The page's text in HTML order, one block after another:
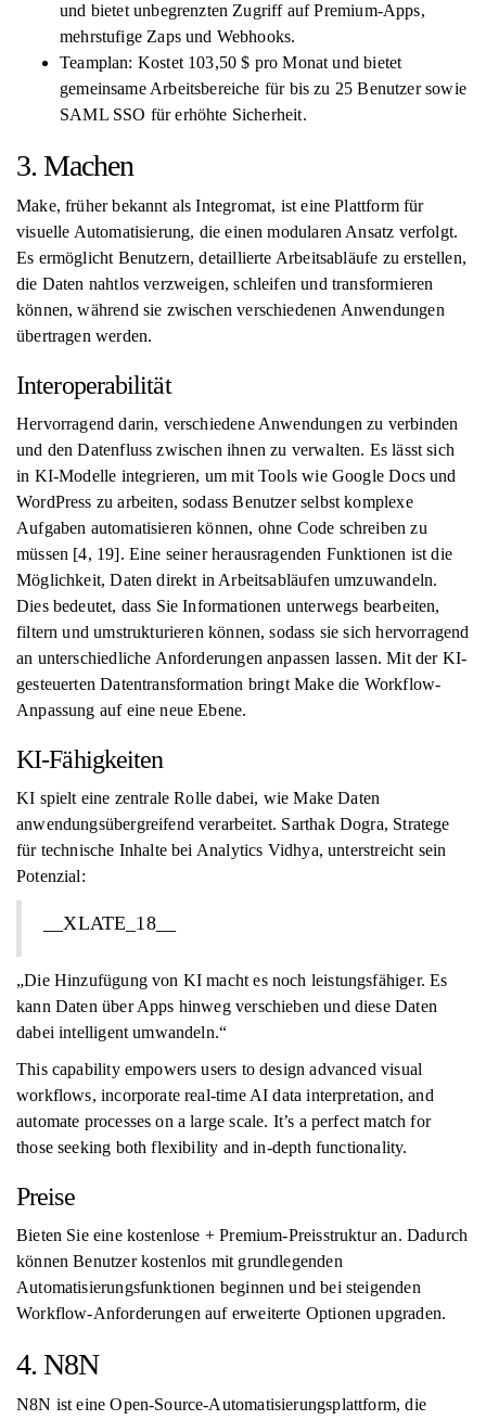
und bietet unbegrenzten Zugriff auf Premium-Apps,
mehrstufige Zaps und Webhooks.
Teamplan: Kostet 103,50 $ pro Monat und bietet
gemeinsame Arbeitsbereiche für bis zu 25 Benutzer sowie
SAML SSO für erhöhte Sicherheit.
3. Machen
Make, früher bekannt als Integromat, ist eine Plattform für
visuelle Automatisierung, die einen modularen Ansatz verfolgt.
Es ermöglicht Benutzern, detaillierte Arbeitsabläufe zu erstellen,
die Daten nahtlos verzweigen, schleifen und transformieren
können, während sie zwischen verschiedenen Anwendungen
übertragen werden.
Interoperabilität
Hervorragend darin, verschiedene Anwendungen zu verbinden
und den Datenfluss zwischen ihnen zu verwalten. Es lässt sich
in KI-Modelle integrieren, um mit Tools wie Google Docs und
WordPress zu arbeiten, sodass Benutzer selbst komplexe
Aufgaben automatisieren können, ohne Code schreiben zu
müssen [4, 19]. Eine seiner herausragenden Funktionen ist die
Möglichkeit, Daten direkt in Arbeitsabläufen umzuwandeln.
Dies bedeutet, dass Sie Informationen unterwegs bearbeiten,
filtern und umstrukturieren können, sodass sie sich hervorragend
an unterschiedliche Anforderungen anpassen lassen. Mit der KI-
gesteuerten Datentransformation bringt Make die Workflow-
Anpassung auf eine neue Ebene.
KI-Fähigkeiten
KI spielt eine zentrale Rolle dabei, wie Make Daten
anwendungsübergreifend verarbeitet. Sarthak Dogra, Stratege
für technische Inhalte bei Analytics Vidhya, unterstreicht sein
Potenzial:
__XLATE_18__
„Die Hinzufügung von KI macht es noch leistungsfähiger. Es
kann Daten über Apps hinweg verschieben und diese Daten
dabei intelligent umwandeln.“
This capability empowers users to design advanced visual
workflows, incorporate real-time AI data interpretation, and
automate processes on a large scale. It’s a perfect match for
those seeking both flexibility and in-depth functionality.
Preise
Bieten Sie eine kostenlose + Premium-Preisstruktur an. Dadurch
können Benutzer kostenlos mit grundlegenden
Automatisierungsfunktionen beginnen und bei steigenden
Workflow-Anforderungen auf erweiterte Optionen upgraden.
4. N8N
N8N ist eine Open-Source-Automatisierungsplattform, die